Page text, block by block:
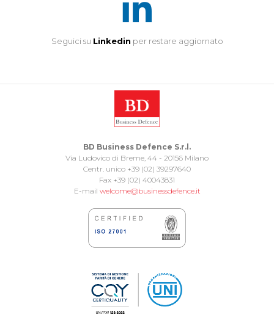
Seguici su Linkedin per restare aggiornato
BD Business Defence S.r.l.
Via Ludovico di Breme, 44 - 20156 Milano
Centr. unico +39 (02) 39297640
Fax +39 (02) 40043831
E-mail welcome@businessdefence.it